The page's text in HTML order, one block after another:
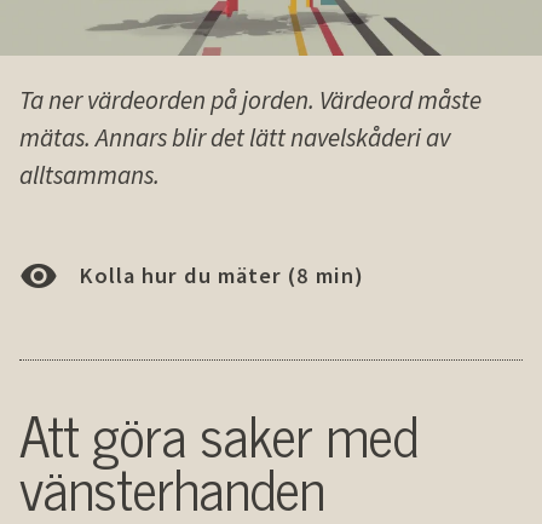
Ta ner värdeorden på jorden. Värdeord måste
mätas. Annars blir det lätt navelskåderi av
alltsammans.
Kolla hur du mäter (8 min)
Att göra saker med
vänsterhanden